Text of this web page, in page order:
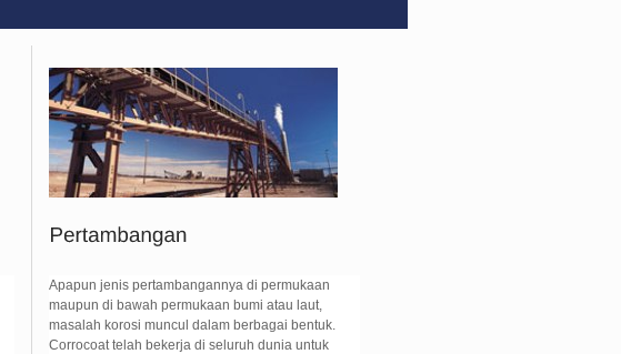
Apapun jenis pertambangannya di permukaan
maupun di bawah permukaan bumi atau laut,
masalah korosi muncul dalam berbagai bentuk.
Corrocoat telah bekerja di seluruh dunia untuk